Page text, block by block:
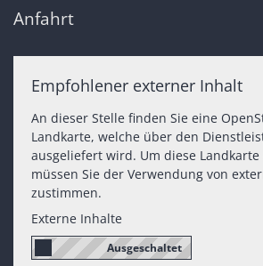
Anfahrt
Empfohlener externer Inhalt
An dieser Stelle finden Sie eine
Landkarte, welche über den
ausgeliefert wird. Um diese Landkarte
müssen Sie der Verwendung von
zustimmen.
Externe Inhalte